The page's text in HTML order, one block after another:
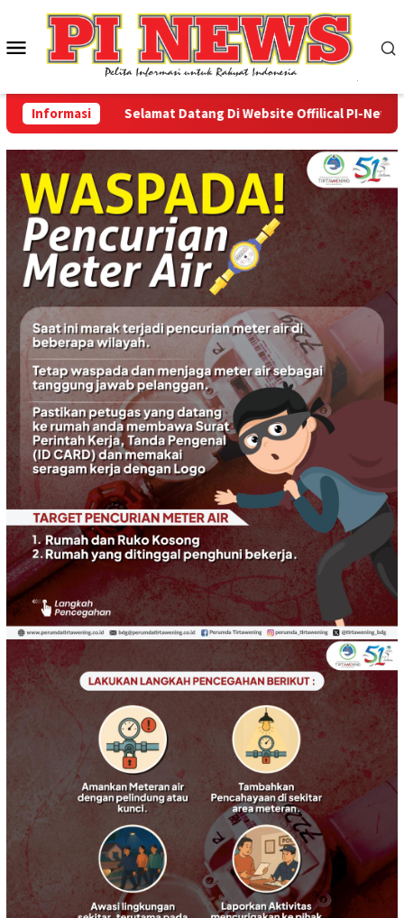
konten
Menu
Mobile
Informasi Selamat Datang Di Website Offilical PI-News